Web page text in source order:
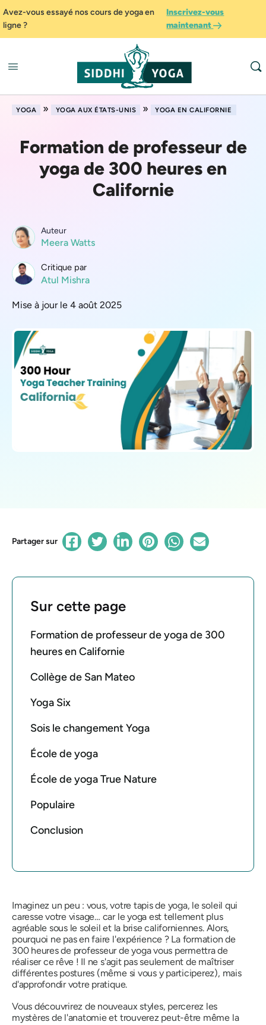
Avez-vous essayé nos cours de yoga en
ligne ?
Inscrivez-vous
maintenant
YOGA » YOGA AUX ÉTATS-UNIS » YOGA EN CALIFORNIE
Formation de professeur de
yoga de 300 heures en
Californie
Auteur
Meera Watts
Critique par
Atul Mishra
Mise à jour le 4 août 2025
Partager sur
Sur cette page
Formation de professeur de yoga de 300
heures en Californie
Collège de San Mateo
Yoga Six
Sois le changement Yoga
École de yoga
École de yoga True Nature
Populaire
Conclusion
Imaginez un peu : vous, votre tapis de yoga, le soleil qui
caresse votre visage… car le yoga est tellement plus
agréable sous le soleil et la brise californiennes. Alors,
pourquoi ne pas en faire l'expérience ? La formation de
300 heures de professeur de yoga vous permettra de
réaliser ce rêve ! Il ne s'agit pas seulement de maîtriser
différentes postures (même si vous y participerez), mais
d'approfondir votre pratique.
Vous découvrirez de nouveaux styles, percerez les
mystères de l'anatomie et trouverez peut-être même la